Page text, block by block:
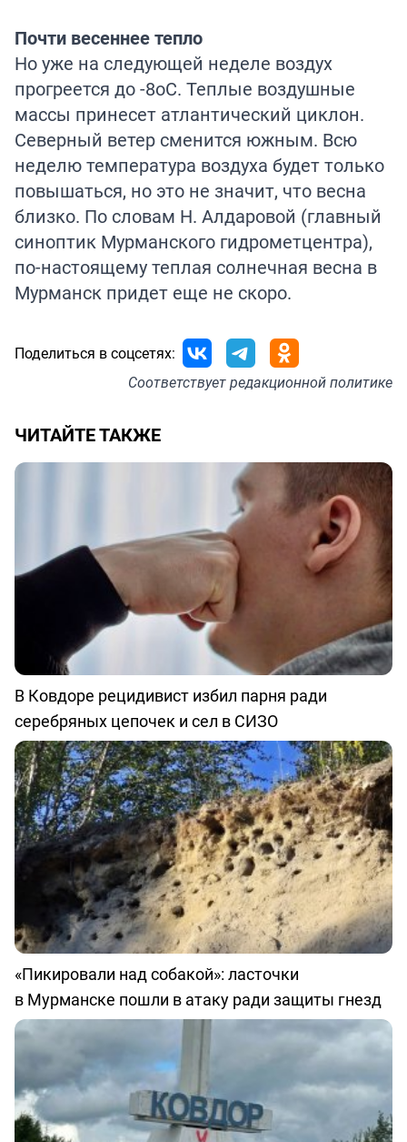
Почти весеннее тепло
Но уже на следующей неделе воздух
прогреется до -8оС. Теплые воздушные
массы принесет атлантический циклон.
Северный ветер сменится южным. Всю
неделю температура воздуха будет только
повышаться, но это не значит, что весна
близко. По словам Н. Алдаровой (главный
синоптик Мурманского гидрометцентра),
по-настоящему теплая солнечная весна в
Мурманск придет еще не скоро.
Поделиться в соцсетях:
Соответствуетредакционной политике
ЧИТАЙТЕ ТАКЖЕ
В Ковдоре рецидивист избил парня ради
серебряных цепочек и сел в СИЗО
«Пикировали над собакой»: ласточки
в Мурманске пошли в атаку ради защиты гнезд